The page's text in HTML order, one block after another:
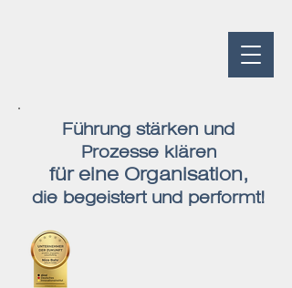
Führung stärken und
Prozesse klären
für eine Organisation,
die begeistert und performt!